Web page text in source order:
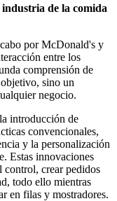
de la comida
por McDonald's y
entre los
comprensión de
sino un
negocio.
introducción de
convencionales,
y la personalización
Estas innovaciones
control, crear pedidos
todo ello mientras
en filas y mostradores.